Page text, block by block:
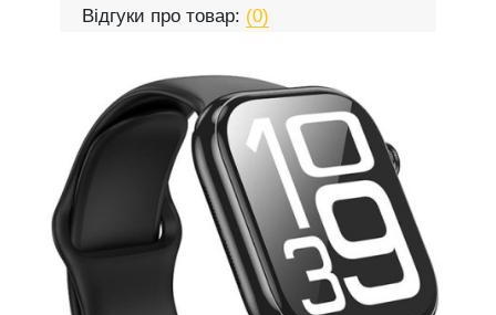
Відгуки про товар: (0)